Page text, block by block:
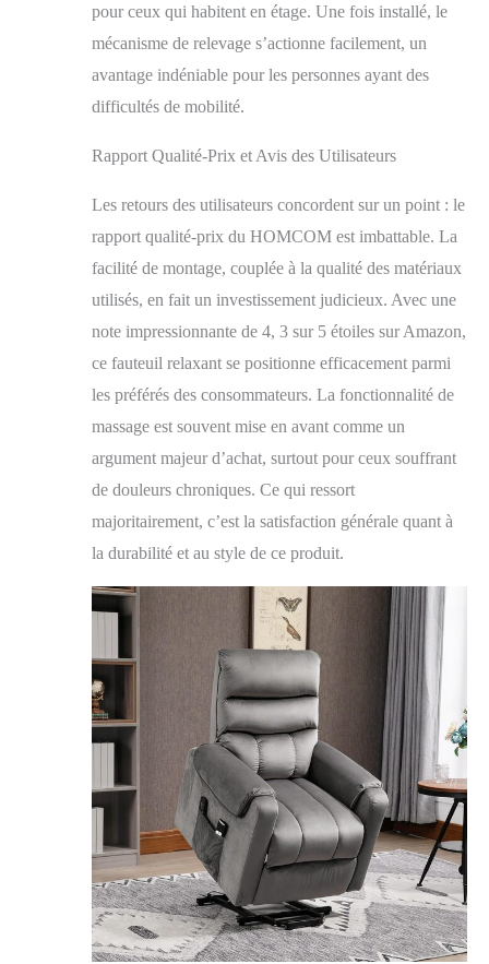
quotidienne.
INFORMATIONS
RELEVEUR
79l x 97P x 103H cm.
79l x 153P x 80H cm.
78l x 84P x 133H cm.
Charge max.
recommandée : 150
kg. Montage
nécessaire, simple et
rapide.
pour ceux qui habitent en étage. Une fois installé, le
mécanisme de relevage s’actionne facilement, un
avantage indéniable pour les personnes ayant des
difficultés de mobilité.
Rapport Qualité-Prix et Avis des Utilisateurs
Les retours des utilisateurs concordent sur un point : le
rapport qualité-prix du HOMCOM est imbattable. La
facilité de montage, couplée à la qualité des matériaux
utilisés, en fait un investissement judicieux. Avec une
note impressionnante de 4, 3 sur 5 étoiles sur Amazon,
ce fauteuil relaxant se positionne efficacement parmi
les préférés des consommateurs. La fonctionnalité de
massage est souvent mise en avant comme un
argument majeur d’achat, surtout pour ceux souffrant
de douleurs chroniques. Ce qui ressort
majoritairement, c’est la satisfaction générale quant à
la durabilité et au style de ce produit.